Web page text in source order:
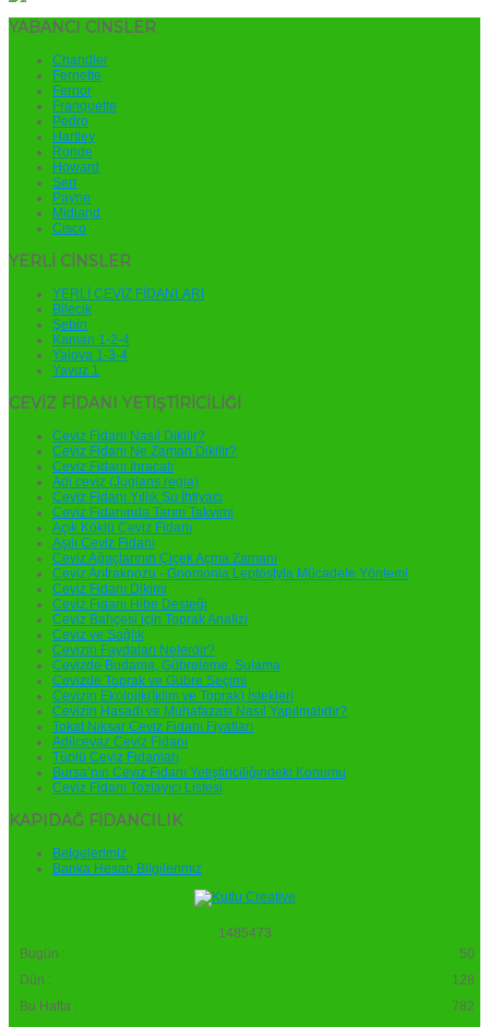
YABANCI CİNSLER
Chandler
Fernette
Fernor
Franquette
Pedro
Hartley
Ronde
Howard
Serr
Payne
Midland
Cisco
YERLİ CİNSLER
YERLİ CEVİZ FİDANLARI
Bilecik
Şebin
Kaman 1-2-4
Yalova 1-3-4
Yavuz 1
CEVİZ FİDANI YETİŞTİRİCİLİĞİ
Ceviz Fidanı Nasıl Dikilir?
Ceviz Fidanı Ne Zaman Dikilir?
Ceviz Fidanı İhracatı
Adi ceviz (Juglans regia)
Ceviz Fidanı Yıllık Su İhtiyacı
Ceviz Fidanında Tarım Takvimi
Açık Köklü Ceviz Fidanı
Aşılı Ceviz Fidanı
Ceviz Ağaçlarının Çiçek Açma Zamanı
Ceviz Antraknozu - Gnomonia Leptostyla Mücadele Yöntemi
Ceviz Fidanı Dikimi
Ceviz Fidanı Hibe Desteği
Ceviz Bahçesi için Toprak Analizi
Ceviz ve Sağlık
Cevizin Faydaları Nelerdir?
Cevizde Budama, Gübreleme, Sulama
Cevizde Toprak ve Gübre Seçimi
Cevizin Ekolojik(İklim ve Toprak) İstekleri
Cevizin Hasadı ve Muhafazası Nasıl Yapılmalıdır?
Tokat Niksar Ceviz Fidanı Fiyatları
Adilcevaz Ceviz Fidanı
Tüplü Ceviz Fidanları
Bursa’nın Ceviz Fidanı Yetiştiriciliğindeki Konumu
Ceviz Fidanı Tozlayıcı Listesi
KAPIDAĞ FİDANCILIK
Belgelerimiz
Banka Hesap Bilgilerimiz
1485473
Bugün :
Dün :
Bu Hafta :
50
128
782